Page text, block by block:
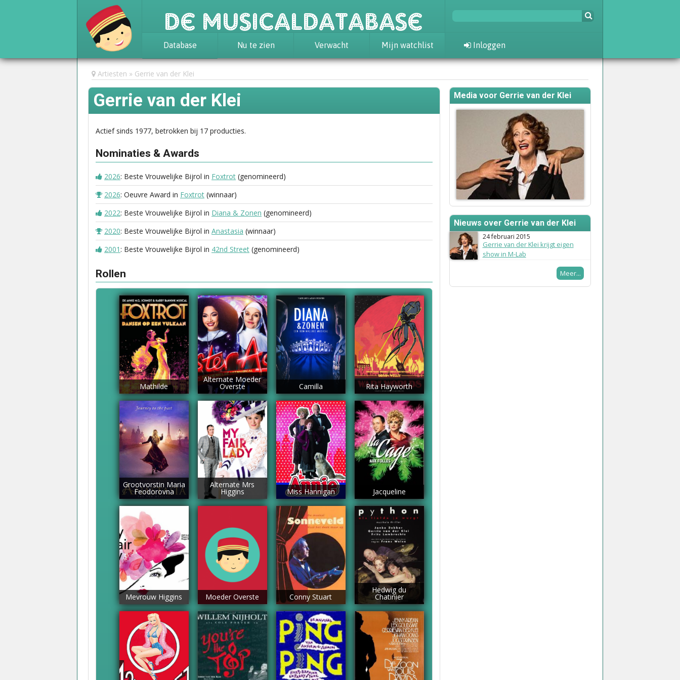
De Musicaldatabase
Database
Achtergrond
Awards
Statistieken
Nu te zien Verwacht Mijn watchlist Inloggen
Artiesten Gerrie van der Klei
Gerrie van der Klei
Actief sinds 1977, betrokken bij 17 producties.
Nominaties & Awards
2026: Beste Vrouwelijke Bijrol in Foxtrot (genomineerd)
2026: Oeuvre Award in Foxtrot (winnaar)
2022: Beste Vrouwelijke Bijrol in Diana & Zonen (genomineerd)
2020: Beste Vrouwelijke Bijrol in Anastasia (winnaar)
2001 : Beste Vrouwelijke Bijrol in 42nd Street (genomineerd)
Rollen
Mathilde
Alternate Moeder
Overste Camilla Rita Hayworth
Grootvorstin Maria
Feodorovna
Alternate Mrs
Higgins Miss Hannigan Jacqueline
Mevrouw Higgins Moeder Overste Conny Stuart
Hedwig du
Chatinier
Media voor Gerrie van der Klei
Nieuws over Gerrie van der Klei
24 februari 2015
Gerrie van der Klei krijgt eigen
show in M-Lab
Meer...